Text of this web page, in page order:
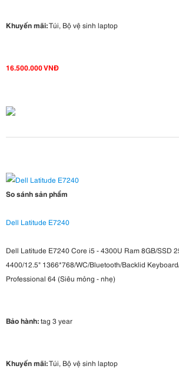
Khuyến mãi:Túi, Bộ vệ sinh laptop
16.500.000 VNĐ
So sánh sản phẩm
Dell Latitude E7240
Dell Latitude E7240 Core i5 - 4300U Ram 8GB/SSD
4400/12.5" 1366*768/WC/Bluetooth/Backlid
Professional 64 (Siêu mỏng - nhẹ)
Bảo hành:tag 3 year
Khuyến mãi:Túi, Bộ vệ sinh laptop